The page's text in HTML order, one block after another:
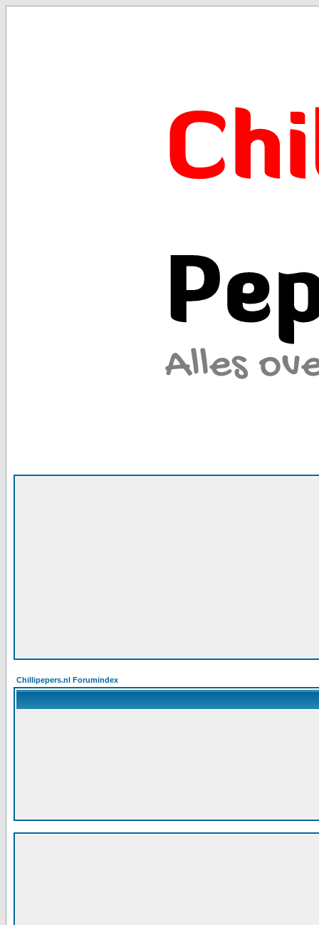
Chillipepers.nl Forumindex